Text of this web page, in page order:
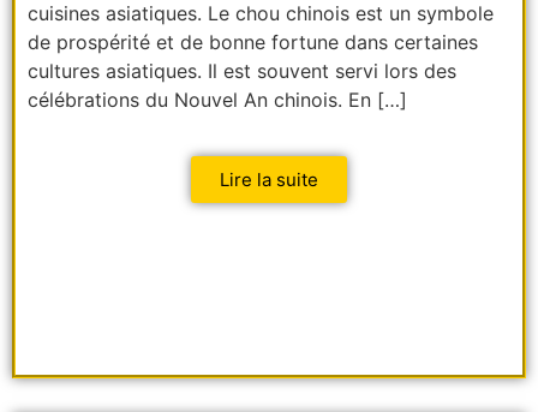
cuisines asiatiques. Le chou chinois est un symbole
de prospérité et de bonne fortune dans certaines
cultures asiatiques. Il est souvent servi lors des
célébrations du Nouvel An chinois. En […]
Lire la suite